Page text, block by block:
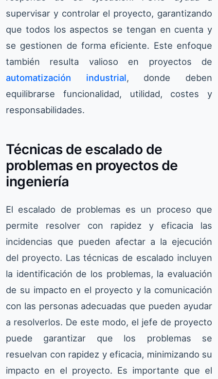
supervisar y controlar el proyecto, garantizando
que todos los aspectos se tengan en cuenta y
se gestionen de forma eficiente. Este enfoque
también resulta valioso en proyectos de
automatización industrial, donde deben
equilibrarse funcionalidad, utilidad, costes y
responsabilidades.
Técnicas de escalado de
problemas en proyectos de
ingeniería
El escalado de problemas es un proceso que
permite resolver con rapidez y eficacia las
incidencias que pueden afectar a la ejecución
del proyecto. Las técnicas de escalado incluyen
la identificación de los problemas, la evaluación
de su impacto en el proyecto y la comunicación
con las personas adecuadas que pueden ayudar
a resolverlos. De este modo, el jefe de proyecto
puede garantizar que los problemas se
resuelvan con rapidez y eficacia, minimizando su
impacto en el proyecto. Es importante que el